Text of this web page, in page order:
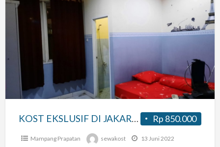
KOST
EKSLUSIF
JAKARTA
SELATAN
Rp 850.000
KOST EKSLUSIF DI JAKARTA SELATAN
Mampang Prapatan sewakost 13 Juni 2022